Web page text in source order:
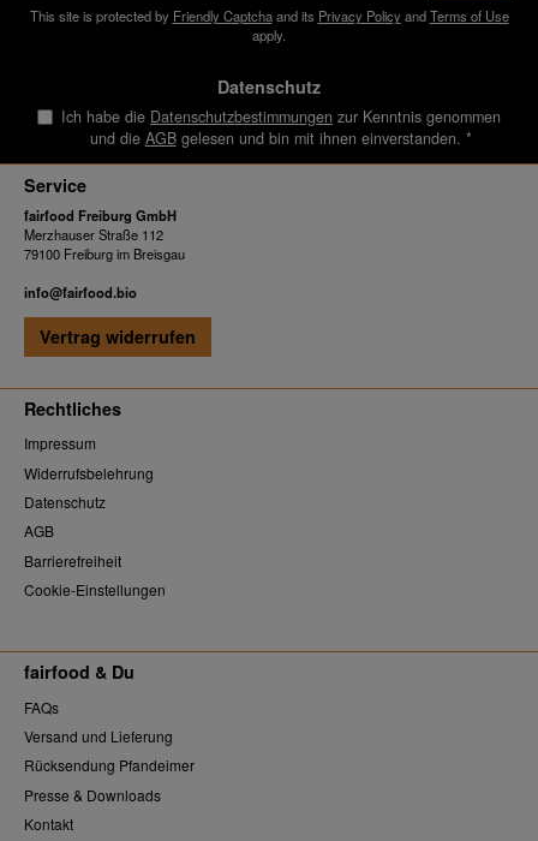
*This site is protected by Friendly Captchaand its Privacy Policy andTerms of Use
apply.
Datenschutz
Ich habe die Datenschutzbestimmungen zur Kenntnis genommen
und die AGBgelesen und bin mit ihnen einverstanden. *
Service
fairfood Freiburg GmbH
Merzhauser Straße 112
79100 Freiburg im Breisgau
info@fairfood.bio
Vertrag widerrufen
Rechtliches
Impressum
Widerrufsbelehrung
Datenschutz
AGB
Barrierefreiheit
Cookie-Einstellungen
fairfood & Du
FAQs
Versand und Lieferung
Rücksendung Pfandeimer
Presse & Downloads
Kontakt